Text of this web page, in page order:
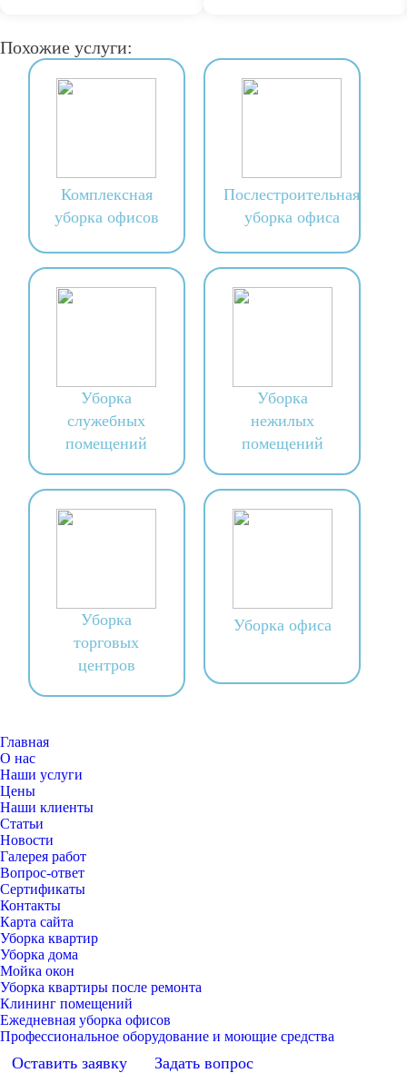
Похожие услуги:
Комплексная
уборка офисов
Послестроительная
уборка офиса
Уборка
служебных
помещений
Уборка
нежилых
помещений
Уборка
торговых
центров
Уборка офиса
Главная
О нас
Наши услуги
Цены
Наши клиенты
Статьи
Новости
Галерея работ
Вопрос-ответ
Сертификаты
Контакты
Карта сайта
Уборка квартир
Уборка дома
Мойка окон
Уборка квартиры после ремонта
Клининг помещений
Ежедневная уборка офисов
Профессиональное оборудование и моющие средства
Оставить заявку Задать вопрос